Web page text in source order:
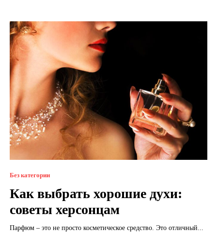
Без категории
Как выбрать хорошие духи:
советы херсонцам
Парфюм – это не просто косметическое средство. Это отличный...